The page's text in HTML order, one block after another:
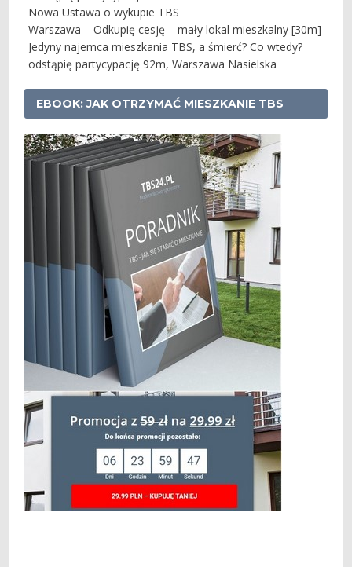
Nowa Ustawa o wykupie TBS
Warszawa – Odkupię cesję – mały lokal mieszkalny [30m]
Jedyny najemca mieszkania TBS, a śmierć? Co wtedy?
odstąpię partycypację 92m, Warszawa Nasielska
EBOOK: JAK OTRZYMAĆ MIESZKANIE TBS